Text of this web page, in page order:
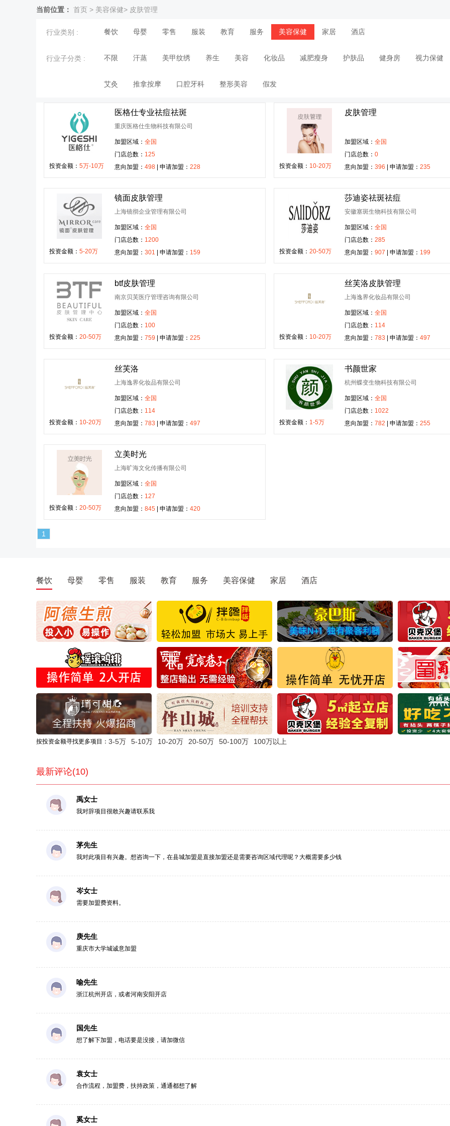
当前位置： 首页 > 美容保健> 皮肤管理
行业类别 : 餐饮 母婴 零售 服装 教育 服务 美容保健 家居 酒店
行业子分类 : 不限 汗蒸 美甲纹绣 养生 美容 化妆品 减肥瘦身 护肤品 健身房 视力保健
艾灸 推拿按摩 口腔牙科 整形美容 假发
投资金额： 5万-10万
医格仕专业祛痘祛斑
重庆医格仕生物科技有限公司
加盟区域： 全国
门店总数： 125
意向加盟： 498 | 申请加盟： 228 投资金额： 10-20万
皮肤管理
加盟区域： 全国
门店总数： 0
意向加盟： 396 | 申请加盟： 235
投资金额： 5-20万
镜面皮肤管理
上海镜彻企业管理有限公司
加盟区域： 全国
门店总数： 1200
意向加盟： 301 | 申请加盟： 159 投资金额： 20-50万
莎迪姿祛斑祛痘
安徽塞斑生物科技有限公司
加盟区域： 全国
门店总数： 285
意向加盟： 907 | 申请加盟： 199
投资金额： 20-50万
btf皮肤管理
南京贝芙医疗管理咨询有限公司
加盟区域： 全国
门店总数： 100
意向加盟： 759 | 申请加盟： 225 投资金额： 10-20万
丝芙洛皮肤管理
上海逸界化妆品有限公司
加盟区域： 全国
门店总数： 114
意向加盟： 783 | 申请加盟： 497
投资金额： 10-20万
丝芙洛
上海逸界化妆品有限公司
加盟区域： 全国
门店总数： 114
意向加盟： 783 | 申请加盟： 497 投资金额： 1-5万
书颜世家
杭州蝶变生物科技有限公司
加盟区域： 全国
门店总数： 1022
意向加盟： 782 | 申请加盟： 255
投资金额： 20-50万
立美时光
上海旷海文化传播有限公司
加盟区域： 全国
门店总数： 127
意向加盟： 845 | 申请加盟： 420
1
餐饮 母婴 零售 服装 教育 服务 美容保健 家居 酒店
按投资金额寻找更多项目： 3-5万 5-10万 10-20万 20-50万 50-100万 100万以上
最新评论(10)
禹女士
我对辞项目很敢兴趣请联系我
茅先生
我对此项目有兴趣。想咨询一下，在县城加盟是直接加盟还是需要咨询区域代理呢？大概需要多少钱
岑女士
需要加盟费资料。
庚先生
重庆市大学城诚意加盟
喻先生
浙江杭州开店，或者河南安阳开店
国先生
想了解下加盟，电话要是没接，请加微信
袁女士
合作流程，加盟费，扶持政策，通通都想了解
奚女士